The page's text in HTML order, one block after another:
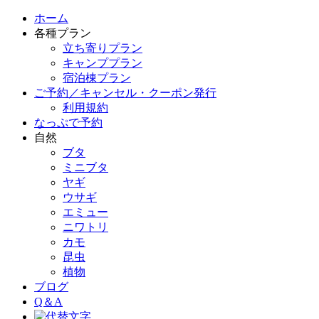
ホーム
各種プラン
立ち寄りプラン
キャンププラン
宿泊棟プラン
ご予約／キャンセル・クーポン発行
利用規約
なっぷで予約
自然
ブタ
ミニブタ
ヤギ
ウサギ
エミュー
ニワトリ
カモ
昆虫
植物
ブログ
Q＆A